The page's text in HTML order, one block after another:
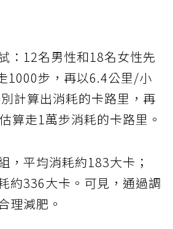
：12名男性和18名女性先
1000步，再以6.4公里/小
計算出消耗的卡路里，再
算走1萬步消耗的卡路里。
，平均消耗約183大卡；
約336大卡。可見，通過調
理減肥。